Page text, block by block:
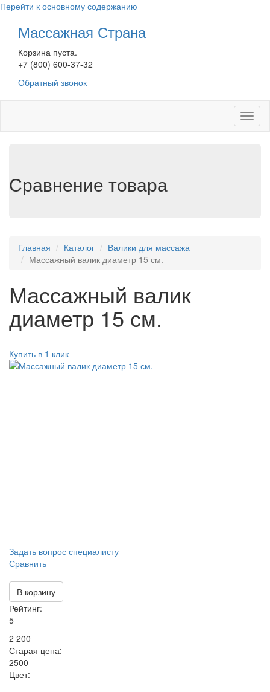
Перейти к основному содержанию
Массажная Страна
Корзина пуста.
+7 (800) 600-37-32
Обратный звонок
Сравнение товара
Главная Каталог
Валики для массажа
Массажный валик диаметр 15 см.
Массажный валик
диаметр 15 см.
Купить в 1 клик
Задать вопрос специалисту
Сравнить
В корзину
Рейтинг:
5
2 200
Старая цена:
2500
Цвет: